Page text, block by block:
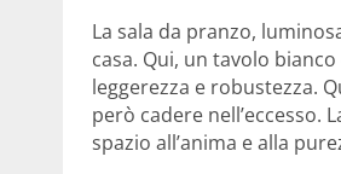
La sala da pranzo,
casa. Qui, un tavolo
leggerezza e robustezza.
però cadere nell’eccesso.
spazio all’anima e alla